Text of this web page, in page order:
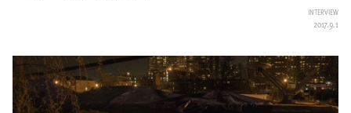
INTERVIEW
2017.9.1